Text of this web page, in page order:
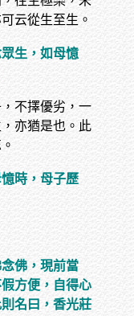
云從生至生。
生，如母憶
不擇優劣，一
亦猶是也。此
時，母子歷
佛，現前當
方便，自得心
名曰，香光莊